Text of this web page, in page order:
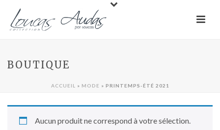
BOUTIQUE
ACCUEIL » MODE » PRINTEMPS-ÉTÉ 2021
Aucun produit ne correspond à votre sélection.